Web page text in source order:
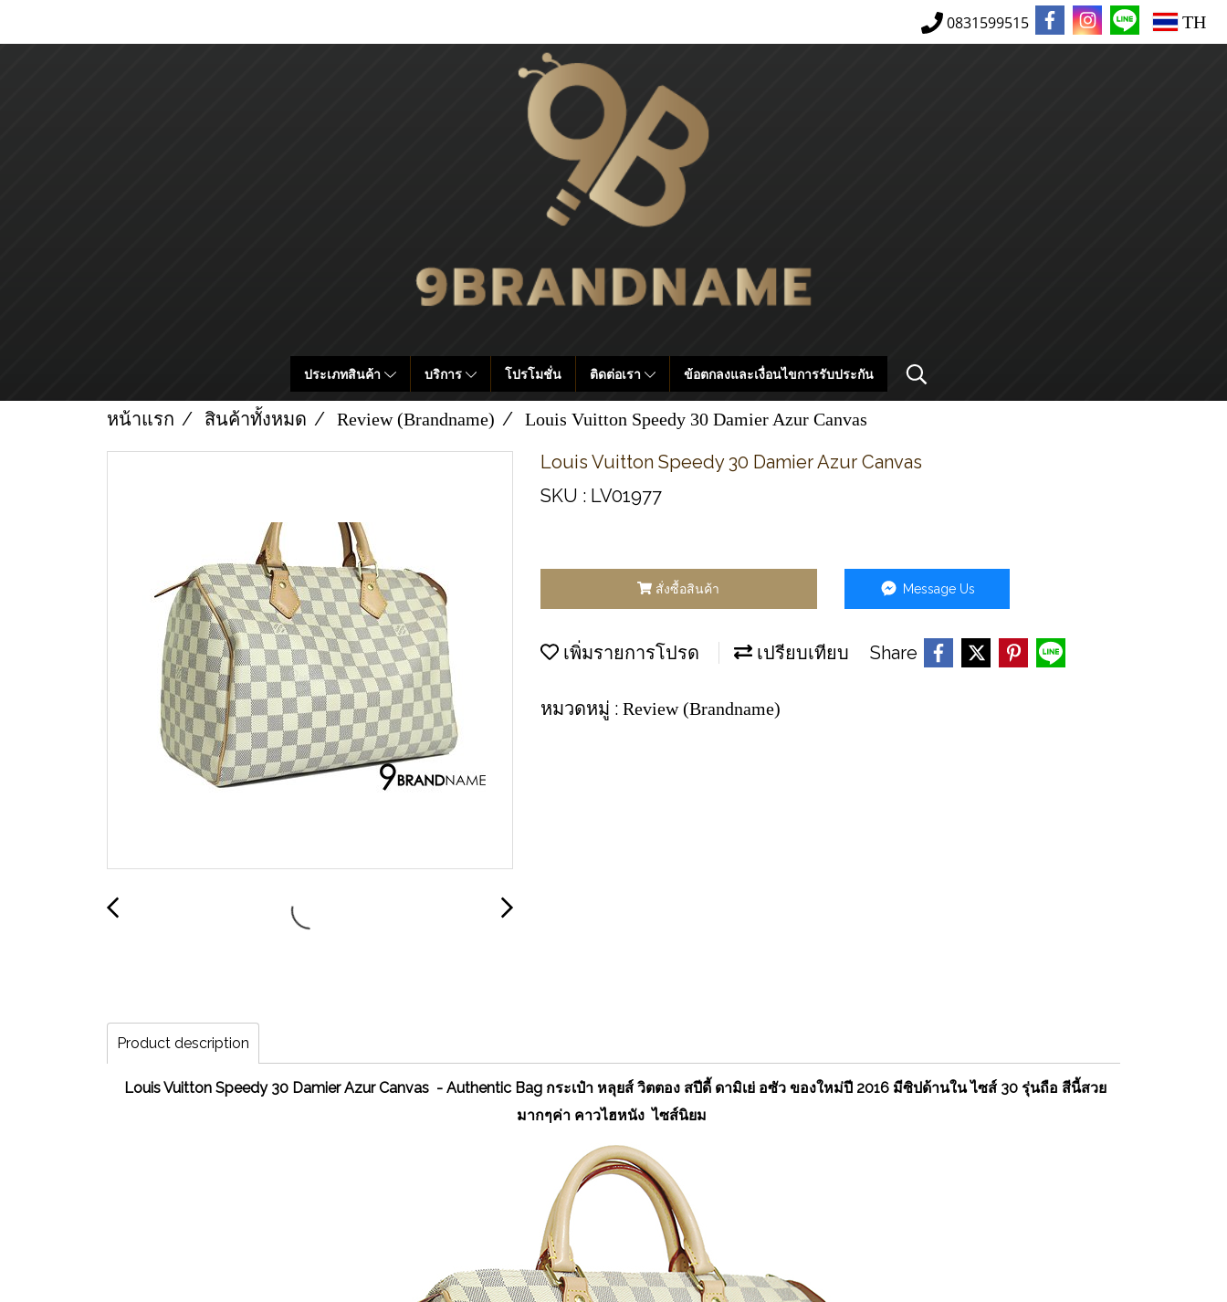
0831599515 TH
ประเภทสินค้า บริการ โปรโมชั่น ติดต่อเรา ข้อตกลงและเงื่อนไขการรับประกัน
หน้าแรก สินค้าทั้งหมด Review (Brandname) Louis Vuitton Speedy 30 Damier Azur Canvas
Louis Vuitton Speedy 30 Damier Azur Canvas
SKU : LV01977
สั่งซื้อสินค้า Message Us
เพิ่มรายการโปรด เปรียบเทียบ Share
หมวดหมู่ : Review (Brandname)
Product description
Louis Vuitton Speedy 30 Damier Azur Canvas - Authentic Bag กระเป๋า หลุยส์ วิตตอง สปีดี้ ดามิเย่ อซัว ของใหม่ปี 2016 มีซิปด้านใน ไซส์ 30 รุ่นถือ สีนี้สวย
มากๆค่า คาวไฮหนัง ไซส์นิยม